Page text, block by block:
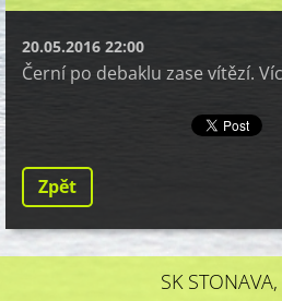
20.05.2016 22:00
Černí po debaklu zase vítězí.
Zpět
SK